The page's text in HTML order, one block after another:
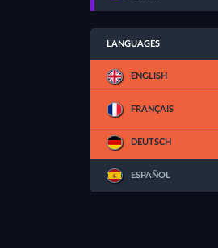
LANGUAGES
ENGLISH
FRANÇAIS
DEUTSCH
ESPAÑOL